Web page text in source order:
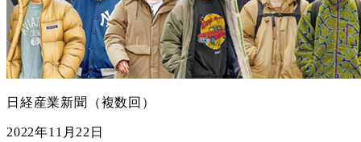
日経産業新聞（複数回）
2022年11月22日